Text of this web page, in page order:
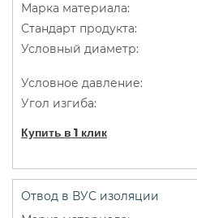
Купить в 1 клик
Отвод в ВУС изоляции